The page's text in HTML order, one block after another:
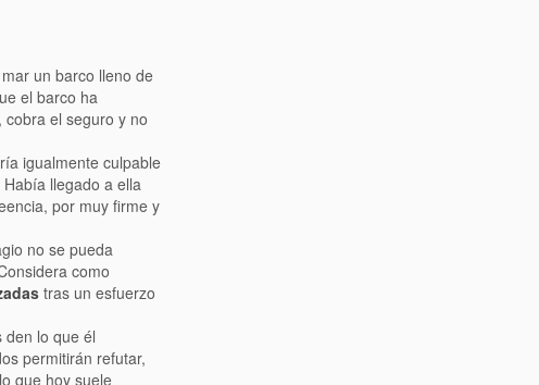
un barco lleno de
el barco ha
el seguro y no
igualmente culpable
Había llegado a ella
por muy firme y
no se pueda
como
tras un esfuerzo
den lo que él
permitirán refutar,
que hoy suele